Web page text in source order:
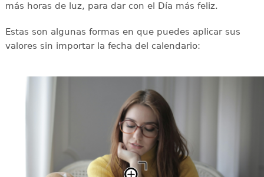
más horas de luz, para dar con el Día más feliz.
Estas son algunas formas en que puedes aplicar sus
valores sin importar la fecha del calendario: